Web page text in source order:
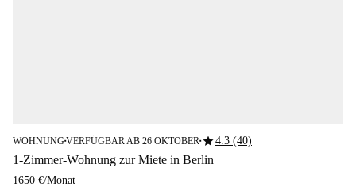
WOHNUNG■VERFÜGBAR AB 26 OKTOBER ■star4.3 (40)
1-Zimmer-Wohnung zur Miete in Berlin
1650 €/Monat